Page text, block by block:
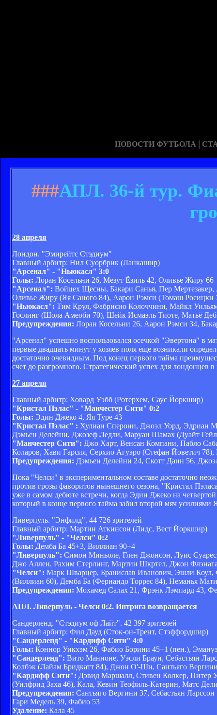
НОВОСТИ ФУТБОЛА |
###АПЛ. 36-й тур.
28 апреля
Лондон. "Эмирейтс Стэдиум"
Главный арбитр: Нил Суорбрик (Ланкашир)
"Арсенал" - "Ньюкасл" 3:0
Голы: Лоран Косельни 26, Мезут Ёзиль 42, Оливье Жиру 66
"Арсенал": Войцех Щесны, Бакари Санья, Пер
Оливье Жиру (Яя Саного 84), Аарон Рэмси (Томаш Росицки
"Ньюкасл": Тим Крул, Фабрисио Колоччини, Майкл
Гослинг (Шола Амеоби 70), Шейк Исмаэль Тиоте, Матьё
Предупреждения: Лоран Косельни 26, Аарон Рэмси 34,
"Арсенал" успешно воспользовался осечкой "Эвертона" в
первые двадцать минут у хозяев поля еще возникали
достаточно очевидным. Под конец первого тайма
счет до разгромного. Стратегический успех для лондонцев в
27 апреля
Главный арбитр: Ховард Уэбб (Ротерхем, Саус Йоркшир)
"Кристал Пэлас" - "Манчестер Сити" 0:2
Голы: Эдин Джеко 4, Яя Туре 43
"Кристал Пэлас" : Хулиан Сперони, Джоэл Уорд, Эдриан
Дэмьен Делейни, Джозеф Ледли, Маруан Шамах (Дуайт
"Манчестер Сити": Джо Харт, Венсан Компани, Пабло
Коларов, Хави Гарсия, Серхио Агуэро (Стефан Йоветич
Предупреждения: Дэмьен Делейни 24, Скотт Данн 56,
Пока "Челси" в экспериментальном составе достаточно
против грозы фаворитов нынешнего сезона, "Кристал
уже в самом дебюте встречи, когда Эдин Джеко на
который в конце первого тайма забил второй мяч усилиями
Ливерпуль. "Энфилд". 44 726 зрителей
Главный арбитр: Мартин Аткинсон (Лидс, Вест Йоркшир)
"Ливерпуль" - "Челси" 0:2
Голы: Демба Ба 45+3, Виллиан 90+4
"Ливерпуль": Симон Миньоле, Глен Джонсон, Луис
Джо Аллен, Рахим Стерлинг, Мартин Шкртел, Джон
"Челси": Марк Шварцер, Бранислав Иванович, Эшли
(Виллиан 60), Демба Ба (Фернандо Торрес 84), Неманья
Предупреждения: Мохамед Салах 21, Фрэнк Лэмпард 43,
АПЛ. Ливерпуль - Челси 0:2. Интрига возвращается
Сандерленд. "Стэдиум оф Лайт". 42 397 зрителей
Главный арбитр: Фил Дауд (Сток-он-Трент, Стэффордшир)
"Сандерленд" - "Кардифф Сити" 4:0
Голы: Коннор Уикхэм 26, Фабио Борини 45+1 (пен.),
"Сандерленд": Вито Манноне, Уэсли Браун, Себастьян
Колбэк (Лайам Бридкатт 84), Джон О'-Ши, Сантьяго
"Кардифф Сити": Дэвид Маршалл, Стивен Колкер, Питер
(Уилфрид Заха 46), Кала, Кевин Теофиль-Катерин, Матс
Предупреждения: Сантьяго Вергини 37, Себастьян
Гари Медель 39, Фабио 53
Удаление: Кала 45